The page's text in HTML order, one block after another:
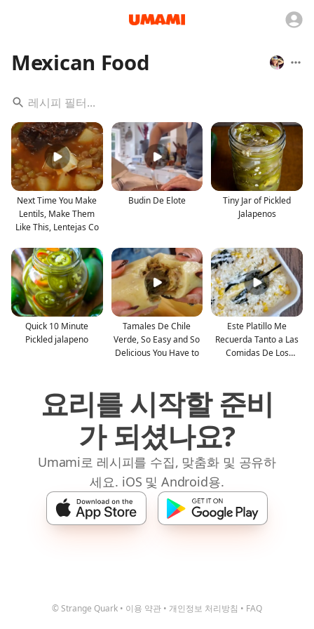
Mexican Food
Next Time You Make
Lentils, Make Them
Like This, Lentejas Co
Budin De Elote
Tiny Jar of Pickled
Jalapenos
Quick 10 Minute
Pickled jalapeno
Tamales De Chile
Verde, So Easy and So
Delicious You Have to
Este Platillo Me
Recuerda Tanto a Las
Comidas De Los
요리를 시작할 준비
가 되셨나요?
Umami로 레시피를 수집, 맞춤화 및 공유하
세요. iOS 및 Android용.
© Strange Quark • 이용 약관 • 개인정보 처리방침 • FAQ